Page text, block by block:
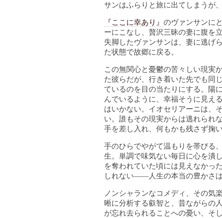
サンはふらりと旅に出てしまうが
『ここに幸あり』 のヴァンサンに
ーにこなし、贅沢三昧の妻に腹を
失脚したヴァンサンは、妻に逃げ
た状態で故郷に戻る。
この無関心と憂鬱の苦々しい現実
た彼らだが、行き着いた先でも同
ているのを目の当たりにする。陽
んでいるように、幸福そうに見え
はいかない。イオセリアーニは、
い。誰もその現実からは逃れられ
手を差し入れ、何もかも残さず掬
手のひらでやがて温もりを帯びる
生。単調で味気ない毎日に心を潰
を奪われていた頃には見えなかっ
しれない――人生の本当の豊かさ
ノンシャランなコメディ、その気
晰に分析する叡智と、昔ながら
が忘れ去られることへの憂い、そ